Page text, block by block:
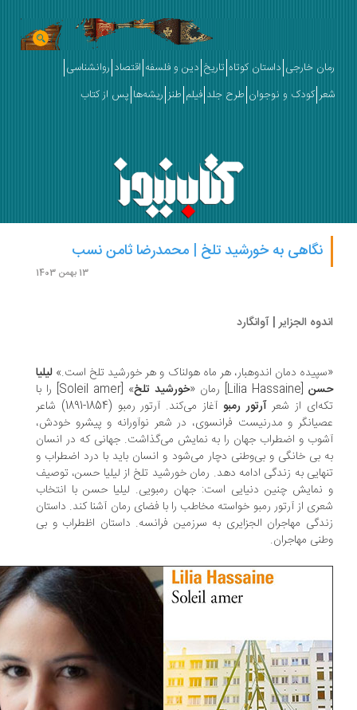
خارجی داستان کوتاه تاریخ دین و فلسفه اقتصاد روانشناسی
کودک و نوجوان طرح جلد فیلم طنز ریشه‌ها پس از کتاب
نگاهی به خورشید تلخ | محمدرضا ثامن نسب
الجزایر | آوانگارد
دمان اندوهبار، هر ماه هولناک و هر خورشید تلخ است.» لیلیا
[Lilia Hassaine] رمان « خورشید تلخ
» [Soleil amer] را با
از شعرآرتور‌ رمبو
آغاز می‌کند. آرتور رمبو (1854-1891) شاعر
و مدرنیست فرانسوی، در شعر نوآورانه و پیشرو خودش،
و اضطراب جهان را به نمایش می‌گذاشت. جهانی که در انسان
بی خانگی و بی‌وطنی دچار می‌شود و انسان باید با درد اضطراب و
به زندگی ادامه دهد. رمان خورشید تلخ ‌‌از لیلیا حسن، توصیف
چنین دنیایی است: جهان رمبویی. لیلیا حسن با انتخاب
از آرتور رمبو خواسته مخاطب را با فضای رمان آشنا کند. داستان
مهاجران الجزایری به سرزمین فرانسه. داستان اظطراب و بی
مهاجران.